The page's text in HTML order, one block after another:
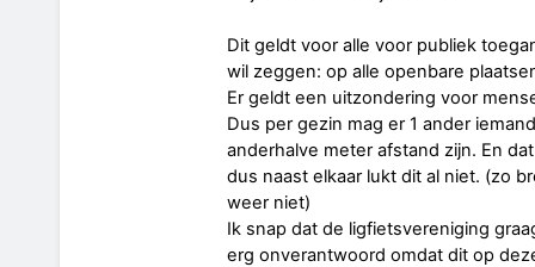
Dit geldt voor alle voor publiek
wil zeggen: op alle openbare
Er geldt een uitzondering voor
Dus per gezin mag er 1 ander
anderhalve meter afstand zijn. En
dus naast elkaar lukt dit al niet. (zo
weer niet)
Ik snap dat de ligfietsvereniging
erg onverantwoord omdat dit op